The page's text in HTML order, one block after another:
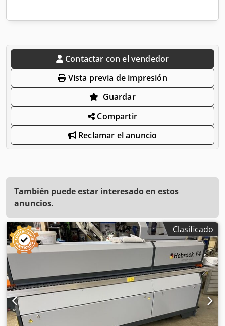
Contactar con el vendedor
Vista previa de impresión
Guardar
Compartir
Reclamar el anuncio
También puede estar interesado en estos
anuncios.
Clasificado